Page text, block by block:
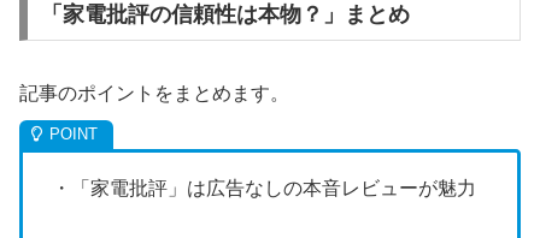
「家電批評の信頼性は本物？」まとめ
記事のポイントをまとめます。
・「家電批評」は広告なしの本音レビューが魅力